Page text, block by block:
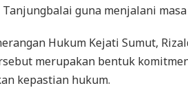
Tanjungbalai guna menjalani
Hukum Kejati Sumut,
merupakan bentuk
kepastian hukum.